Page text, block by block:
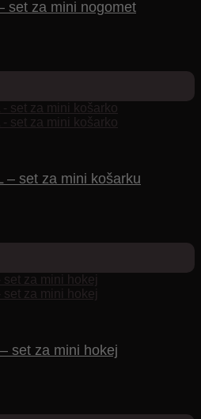
set za mini nogomet
– set za mini košarku
set za mini hokej